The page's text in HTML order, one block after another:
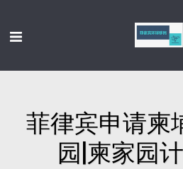
菲律宾申请柬
园|柬家园